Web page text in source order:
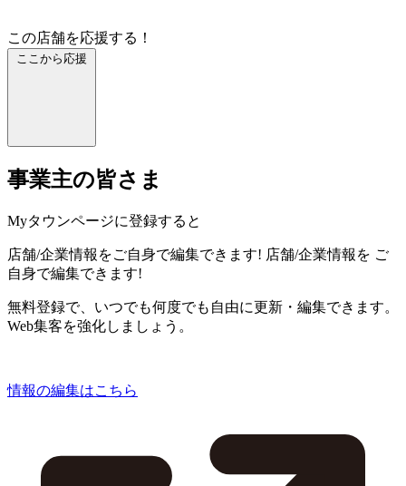
この店舗を応援する！
ここから応援
事業主の皆さま
Myタウンページに登録すると
店舗/企業情報をご自身で編集できます! 店舗/企業情報を ご
自身で編集できます!
無料登録で、いつでも何度でも自由に更新・編集できます。
Web集客を強化しましょう。
情報の編集はこちら